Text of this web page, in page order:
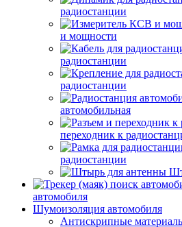
радиостанции
и мощности
радиостанции
радиостанции
автомобильная
переходник к
радиостанции
автомобиля
Шумоизоляция автомобиля
Антискрипные